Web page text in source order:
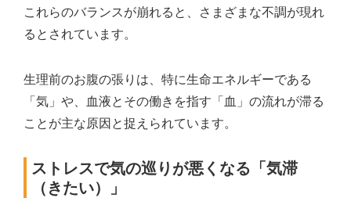
これらのバランスが崩れると、さまざまな不調が現れ
るとされています。
生理前のお腹の張りは、特に生命エネルギーである
「気」や、血液とその働きを指す「血」の流れが滞る
ことが主な原因と捉えられています。
ストレスで気の巡りが悪くなる「気滞
（きたい）」